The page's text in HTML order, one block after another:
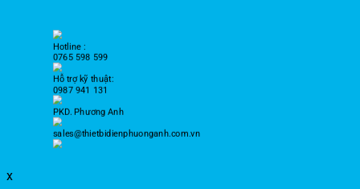
Hotline :
0765 598 599
Hỗ trợ kỹ thuật:
0987 941 131
PKD. Phương Anh
sales@thietbidienphuonganh.com.vn
x